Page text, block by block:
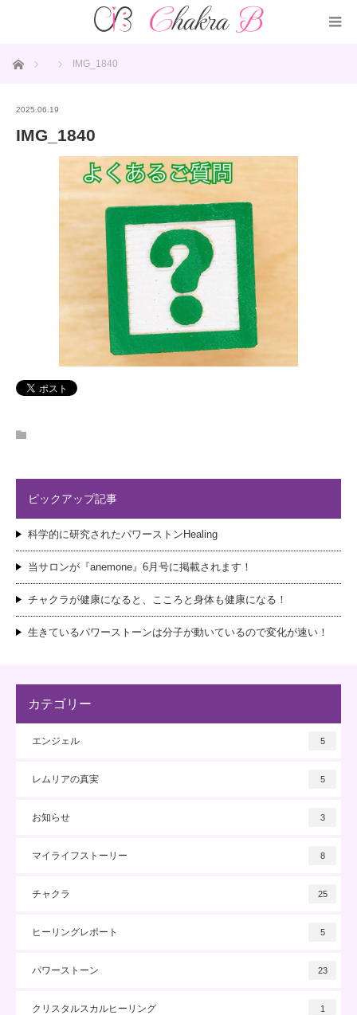
ホーム IMG_1840
2025.06.19
IMG_1840
ピックアップ記事
科学的に研究されたパワーストンHealing
当サロンが『anemone』6月号に掲載されます！
チャクラが健康になると、こころと身体も健康になる！
生きているパワーストーンは分子が動いているので変化が速い！
カテゴリー
エンジェル 5
レムリアの真実 5
お知らせ 3
マイライフストーリー 8
チャクラ 25
ヒーリングレポート 5
パワーストーン 23
クリスタルスカルヒーリング 1